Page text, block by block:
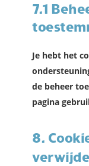
7.1
Je hebt het
de beheer
pagina
8.